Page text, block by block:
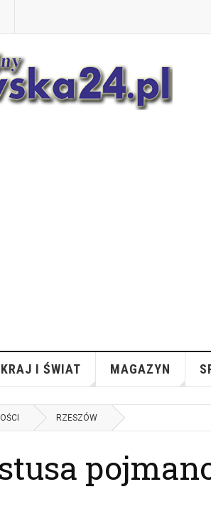
KRAJ I ŚWIAT MAGAZYN
RZESZÓW